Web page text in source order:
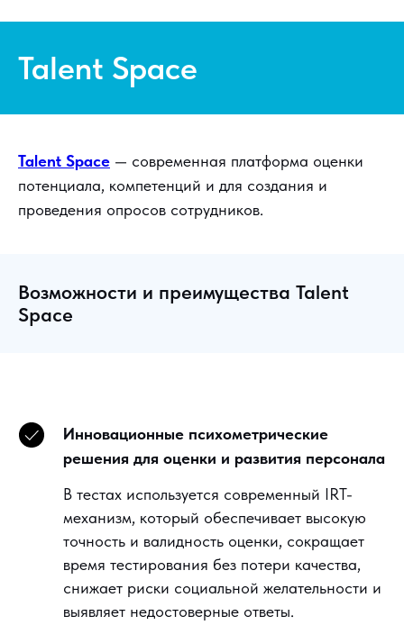
Talent Space
Talent Space — современная платформа оценки
потенциала, компетенций и для создания и
проведения опросов сотрудников.
Возможности и преимущества Talent
Space
Инновационные психометрические
решения для оценки и развития персонала
В тестах используется современный IRT-
механизм, который обеспечивает высокую
точность и валидность оценки, сокращает
время тестирования без потери качества,
снижает риски социальной желательности и
выявляет недостоверные ответы.